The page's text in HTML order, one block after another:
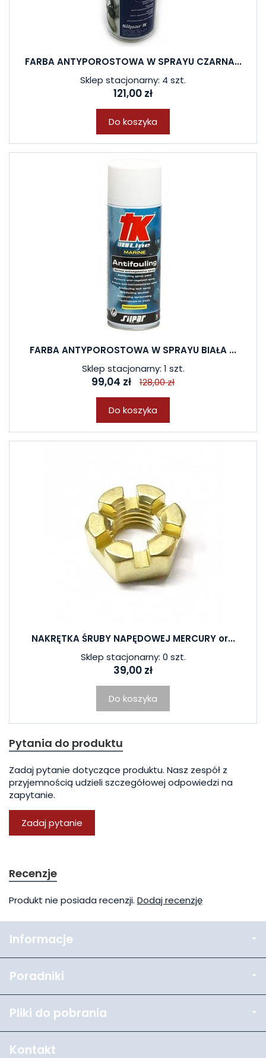
FARBA ANTYPOROSTOWA W SPRAYU CZARNA...
Sklep stacjonarny: 4 szt.
121,00 zł
Do koszyka
FARBA ANTYPOROSTOWA W SPRAYU BIAŁA ...
Sklep stacjonarny: 1 szt.
99,04 zł 128,00 zł
Do koszyka
NAKRĘTKA ŚRUBY NAPĘDOWEJ MERCURY or...
Sklep stacjonarny: 0 szt.
39,00 zł
Do koszyka
Pytania do produktu
Zadaj pytanie dotyczące produktu. Nasz zespół z
przyjemnością udzieli szczegółowej odpowiedzi na
zapytanie.
Zadaj pytanie
Recenzje
Produkt nie posiada recenzji. Dodaj recenzję
Informacje
Poradniki
Pliki do pobrania
Kontakt